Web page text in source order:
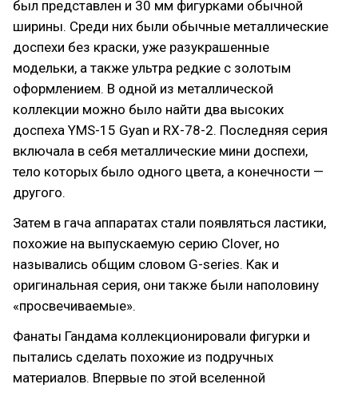
был представлен и 30 мм фигурками обычной
ширины. Среди них были обычные металлические
доспехи без краски, уже разукрашенные
модельки, а также ультра редкие с золотым
оформлением. В одной из металлической
коллекции можно было найти два высоких
доспеха YMS-15 Gyan и RX-78-2. Последняя серия
включала в себя металлические мини доспехи,
тело которых было одного цвета, а конечности —
другого.
Затем в гача аппаратах стали появляться ластики,
похожие на выпускаемую серию Clover, но
назывались общим словом G-series. Как и
оригинальная серия, они также были наполовину
«просвечиваемые».
Фанаты Гандама коллекционировали фигурки и
пытались сделать похожие из подручных
материалов. Впервые по этой вселенной